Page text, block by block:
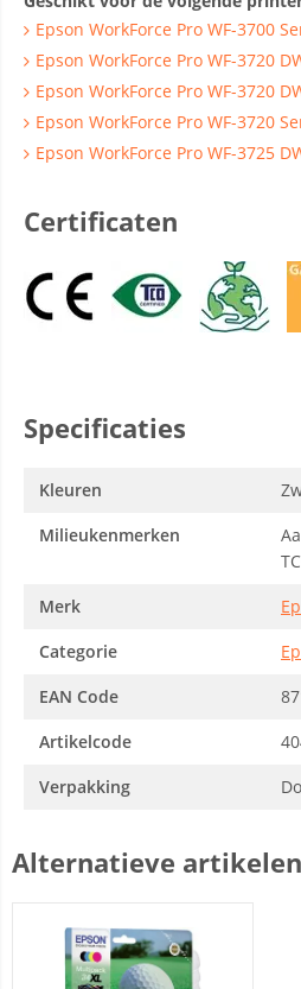
Epson WorkForce Pro WF-3700
Epson WorkForce Pro WF-3720
Epson WorkForce Pro WF-3720
Epson WorkForce Pro WF-3720
Epson WorkForce Pro WF-3725
Certificaten
Specificaties
Kleuren
Milieukenmerken
Merk
Categorie
EAN Code
Artikelcode
Verpakking
Alternatieve artikelen